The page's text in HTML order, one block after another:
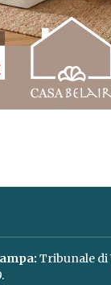
Tribunale di